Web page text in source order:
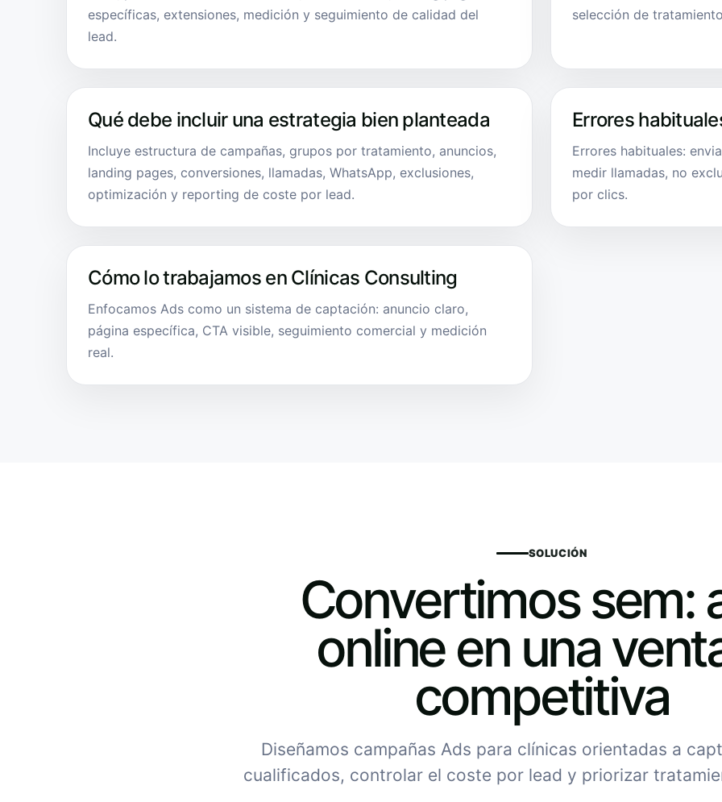
específicas, extensiones, medición y seguimiento de calidad del
lead.
selección de
Qué debe incluir una estrategia bien planteada
Incluye estructura de campañas, grupos por tratamiento, anuncios,
landing pages, conversiones, llamadas, WhatsApp, exclusiones,
optimización y reporting de coste por lead.
Errores
Errores habituales:
medir llamadas, no
por clics.
Cómo lo trabajamos en Clínicas Consulting
Enfocamos Ads como un sistema de captación: anuncio claro,
página específica, CTA visible, seguimiento comercial y medición
real.
SOLUCIÓN
Convertimos sem:
online en una
competitiva
Diseñamos campañas Ads para clínicas orientadas a
cualificados, controlar el coste por lead y priorizar